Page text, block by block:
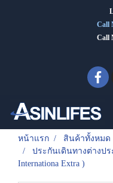
Call
Call
หน้าแรก สินค้าทั้งหมด
ประกันเดินทางต่างปร
Internationa Extra )